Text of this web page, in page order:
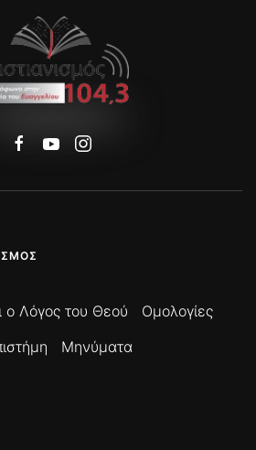
ο Λόγος του Θεού
Ομολογίες
Μηνύματα